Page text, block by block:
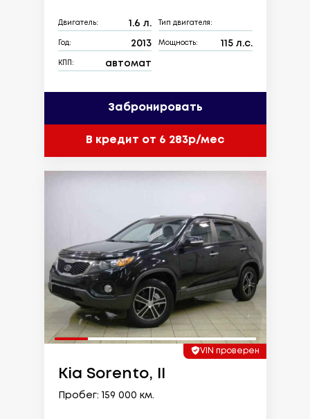
Двигатель: 1.6 л. Тип двигателя:
Год: 2013 Мощность: 115 л.с.
КПП: автомат
Забронировать
В кредит от 6 283р/мес
VIN проверен
Kia Sorento, II
Пробег: 159 000 км.